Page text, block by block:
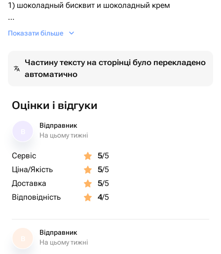
1) шоколадный бисквит и шоколадный крем
2) ванильный бисквит, ванильный крем.
Необходимый Вариант можно указать комментарием
Дизайн также можно обговорить после оформления
Показати більше
Частину тексту на сторінці було перекладено
автоматично
Оцінки і відгуки
Відправник
На цьому тижні
Сервіс 5/5
Ціна/Якість
5/5
Доставка
5/5
Відповідність
4/5
В
Відправник
На цьому тижні